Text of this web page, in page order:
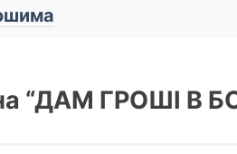
на “ДАМ ГРОШІ В